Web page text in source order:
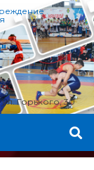
Горького, 30